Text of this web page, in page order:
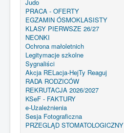
Judo
PRACA - OFERTY
EGZAMIN ÓSMOKLASISTY
KLASY PIERWSZE 26/27
NEONKI
Ochrona małoletnich
Legitymacje szkolne
Sygnaliści
Akcja RELacja-HejTy Reaguj
RADA RODZICÓW
REKRUTACJA 2026/2027
KSeF - FAKTURY
e-Uzależnienia
Sesja Fotograficzna
PRZEGLĄD STOMATOLOGICZNY